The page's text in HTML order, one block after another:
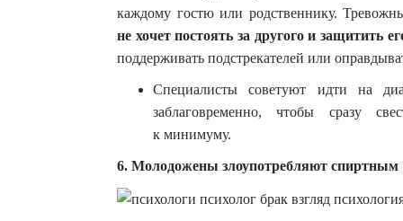
каждому гостю или родственнику.
не хочет постоять за другого и защитить
поддерживать подстрекателей или
Специалисты советуют идти на
заблаговременно, чтобы сразу
к минимуму.
6. Молодожены злоупотребляют спиртным